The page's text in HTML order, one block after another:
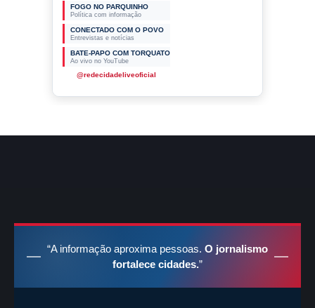
“A informação aproxima pessoas. O jornalismo
fortalece cidades.”